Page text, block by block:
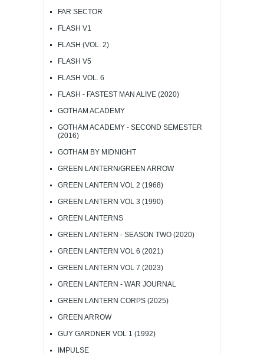
FAR SECTOR
FLASH V1
FLASH (VOL. 2)
FLASH V5
FLASH VOL. 6
FLASH - FASTEST MAN ALIVE (2020)
GOTHAM ACADEMY
GOTHAM ACADEMY - SECOND SEMESTER
(2016)
GOTHAM BY MIDNIGHT
GREEN LANTERN/GREEN ARROW
GREEN LANTERN VOL 2 (1968)
GREEN LANTERN VOL 3 (1990)
GREEN LANTERNS
GREEN LANTERN - SEASON TWO (2020)
GREEN LANTERN VOL 6 (2021)
GREEN LANTERN VOL 7 (2023)
GREEN LANTERN - WAR JOURNAL
GREEN LANTERN CORPS (2025)
GREEN ARROW
GUY GARDNER VOL 1 (1992)
IMPULSE